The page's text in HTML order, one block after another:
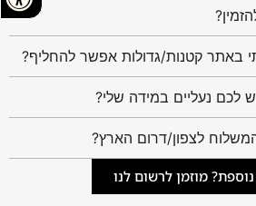
באתר קטנות/גדולות אפשר להחליף?
לצפון/דרום הארץ?
מוזמן לרשום לנו